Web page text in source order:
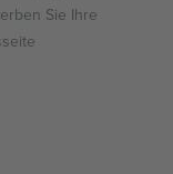
Sie Ihre